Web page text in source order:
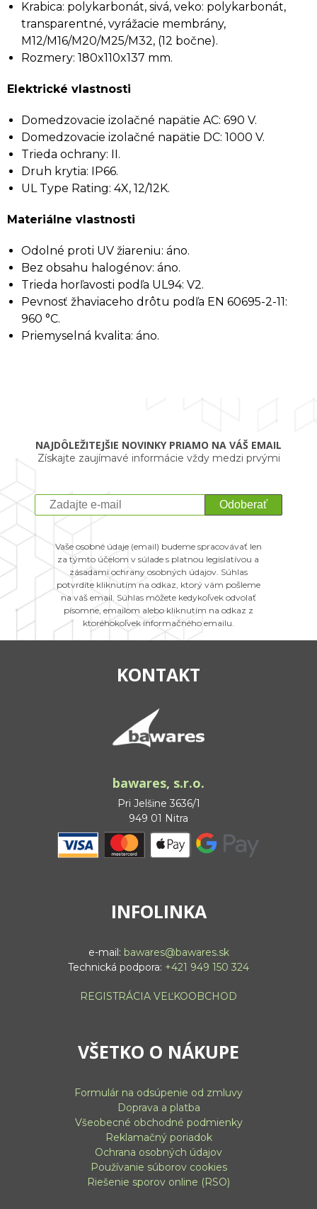
Krabica: polykarbonát, sivá, veko: polykarbonát,
transparentné, vyrážacie membrány,
M12/M16/M20/M25/M32, (12 bočne).
Rozmery: 180x110x137 mm.
Elektrické vlastnosti
Domedzovacie izolačné napätie AC: 690 V.
Domedzovacie izolačné napätie DC: 1000 V.
Trieda ochrany: II.
Druh krytia: IP66.
UL Type Rating: 4X, 12/12K.
Materiálne vlastnosti
Odolné proti UV žiareniu: áno.
Bez obsahu halogénov: áno.
Trieda horľavosti podľa UL94: V2.
Pevnosť žhaviaceho drôtu podľa EN 60695-2-11:
960 °C.
Priemyselná kvalita: áno.
NAJDÔLEŽITEJŠIE NOVINKY PRIAMO NA VÁŠ EMAIL
Získajte zaujímavé informácie vždy medzi prvými
Odoberať
Vaše osobné údaje (email) budeme spracovávať len
za týmto účelom v súlade s platnou legislatívou a
zásadami ochrany osobných údajov. Súhlas
potvrdíte kliknutím na odkaz, ktorý vám pošleme
na váš email. Súhlas môžete kedykoľvek odvolať
písomne, emailom alebo kliknutím na odkaz z
ktoréhokoľvek informačného emailu.
KONTAKT
bawares, s.r.o.
Pri Jelšine 3636/1
949 01 Nitra
INFOLINKA
e-mail: bawares@bawares.sk
Technická podpora: +421 949 150 324
REGISTRÁCIA VEĽKOOBCHOD
VŠETKO O NÁKUPE
Formulár na odsúpenie od zmluvy
Doprava a platba
Všeobecné obchodné podmienky
Reklamačný poriadok
Ochrana osobných údajov
Používanie súborov cookies
Riešenie sporov online (RSO)